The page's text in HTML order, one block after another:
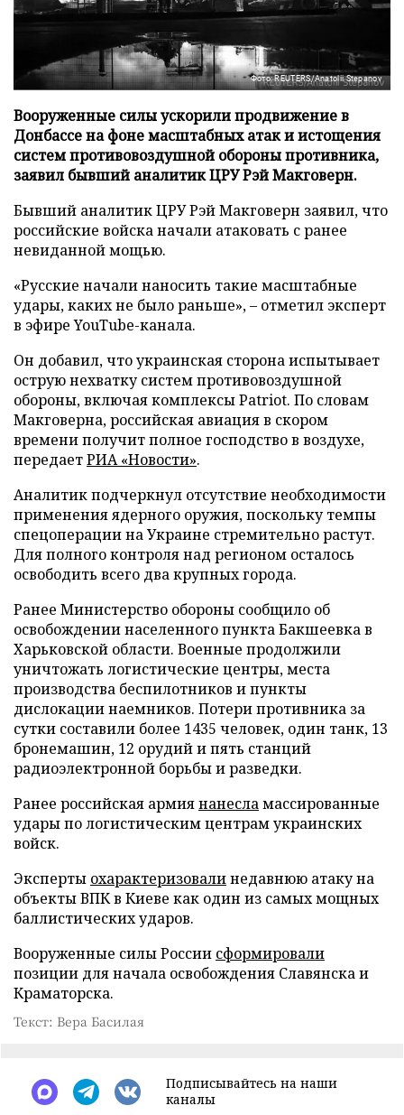
Фото: REUTERS/Anatolii Stepanov
Вооруженные силы ускорили продвижение в
Донбассе на фоне масштабных атак и истощения
систем противовоздушной обороны противника,
заявил бывший аналитик ЦРУ Рэй Макговерн.
Бывший аналитик ЦРУ Рэй Макговерн заявил, что
российские войска начали атаковать с ранее
невиданной мощью.
«Русские начали наносить такие масштабные
удары, каких не было раньше», – отметил эксперт
в эфире YouTube-канала.
Он добавил, что украинская сторона испытывает
острую нехватку систем противовоздушной
обороны, включая комплексы Patriot. По словам
Макговерна, российская авиация в скором
времени получит полное господство в воздухе,
передаетРИА «Новости».
Аналитик подчеркнул отсутствие необходимости
применения ядерного оружия, поскольку темпы
спецоперации на Украине стремительно растут.
Для полного контроля над регионом осталось
освободить всего два крупных города.
Ранее Министерство обороны сообщило об
освобождении населенного пункта Бакшеевка в
Харьковской области. Военные продолжили
уничтожать логистические центры, места
производства беспилотников и пункты
дислокации наемников. Потери противника за
сутки составили более 1435 человек, один танк, 13
бронемашин, 12 орудий и пять станций
радиоэлектронной борьбы и разведки.
Ранее российская армиянанесламассированные
удары по логистическим центрам украинских
войск.
Эксперты охарактеризовалинедавнюю атаку на
объекты ВПК в Киеве как один из самых мощных
баллистических ударов.
Вооруженные силы России сформировали
позиции для начала освобождения Славянска и
Краматорска.
Текст: Вера Басилая
Подписывайтесь на наши
каналы